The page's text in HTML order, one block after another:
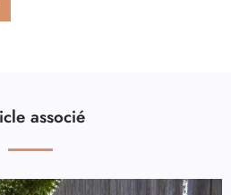
associé